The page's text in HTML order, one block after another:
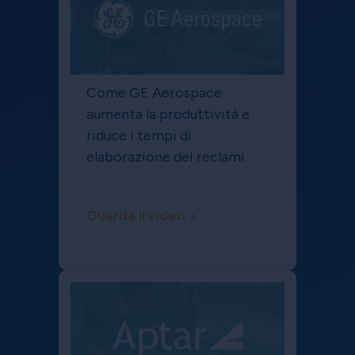
Come GE Aerospace
aumenta la produttività e
riduce i tempi di
elaborazione dei reclami
Guarda il video >